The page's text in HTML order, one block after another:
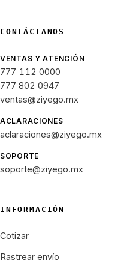
CONTÁCTANOS
VENTAS Y ATENCIÓN
777 112 0000
777 802 0947
ventas@ziyego.mx
ACLARACIONES
aclaraciones@ziyego.mx
SOPORTE
soporte@ziyego.mx
INFORMACIÓN
Cotizar
Rastrear envío